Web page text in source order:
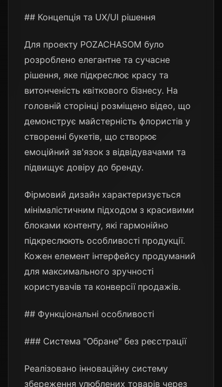
## Концепція та UX/UI рішення
Для проекту POZACHASOM було
розроблено елегантне та сучасне
рішення, яке підкреслює красу та
витонченість квіткового бізнесу. На
головній сторінці розміщено відео, що
демонструє майстерність флористів у
створенні букетів, що створює
емоційний зв'язок з відвідувачами та
підвищує довіру до бренду.
Фірмовий дизайн характеризується
мінімалістичним підходом з красивими
блоками контенту, які гармонійно
підкреслюють особливості продукції.
Кожен елемент інтерфейсу продуманий
для максимального зручності
користувачів та конверсії продажів.
## Функціональні особливості
### Система "Обране" без реєстрації
Реалізовано інноваційну систему
збереження улюблених товарів через